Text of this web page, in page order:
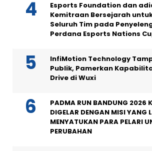
Esports Foundation dan
Kemitraan Bersejarah
Seluruh Tim pada
Perdana Esports Nations
InfiMotion Technology
Publik, Pamerkan
Drive di Wuxi
PADMA RUN BANDUNG 2026
DIGELAR DENGAN MISI YANG
MENYATUKAN PARA PELARI
PERUBAHAN